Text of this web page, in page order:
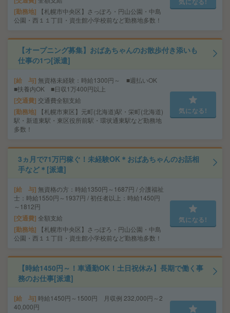
勤務地
【札幌市中央区】さっぽろ・円山公園・中島
公園・西１１丁目・資生館小学校前など勤務地多数！
【オープニング募集】おばあちゃんのお散歩付き添いも
仕事の1つ[派遣]
給 与 無資格未経験：時給1300円～ ■週払いOK
■扶養内OK ■日収1万400円以上
交通費 交通費全額支給
勤務地
【札幌市東区】元町(北海道)駅・栄町(北海道)
駅・新道東駅・東区役所前駅・環状通東駅など勤務地
多数！
気になる!
3ヵ月で71万円稼ぐ！未経験OK＊おばあちゃんのお話相
手など＊[派遣]
給 与 無資格の方：時給1350円～1687円 / 介護福祉
士：時給1550円～1937円 / 初任者以上：時給1450円
～1812円
交通費 全額支給
勤務地
【札幌市中央区】さっぽろ・円山公園・中島
公園・西１１丁目・資生館小学校前など勤務地多数！
気になる!
【時給1450円～！車通勤OK！土日祝休み】長期で働く事
務のお仕事[派遣]
給 与 時給1450円～1500円 月収例 232,000円～2
40,000円